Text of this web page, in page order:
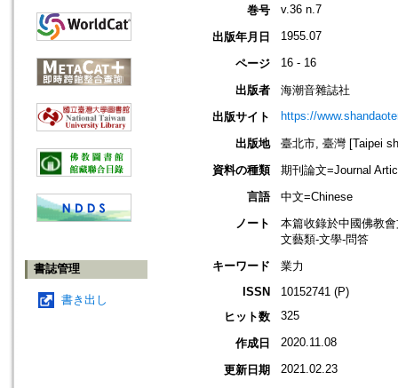
書誌管理
書き出し
巻号
v.36 n.7
出版年月日 1955.07
ページ 16 - 16
出版者
海潮音雜誌社
出版サイト
https://
出版地
臺北市, 臺灣 [Taipei
資料の種類
期刊論文=Journal
言語
中文=Chinese
ノート
本篇收錄於中國佛教
文藝類-文學-問答
キーワード
業力
ISSN
10152741 (P)
ヒット数
325
作成日 2020.11.08
更新日期 2021.02.23